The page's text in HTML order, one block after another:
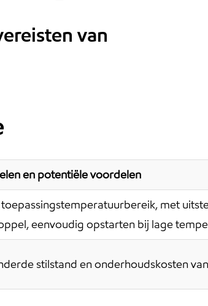
van
en potentiële voordelen
met
eenvoudig opstarten bij lage
stilstand en onderhoudskosten